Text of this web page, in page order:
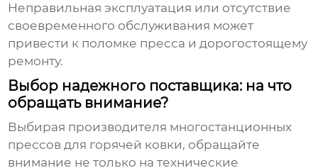
Неправильная эксплуатация или отсутствие
своевременного обслуживания может
привести к поломке пресса и дорогостоящему
ремонту.
Выбор надежного поставщика: на что
обращать внимание?
Выбирая производителя многостанционных
прессов для горячей ковки, обращайте
внимание не только на технические